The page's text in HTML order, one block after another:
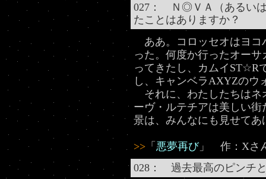
027： Ｎ◎ＶＡ（あるいは
たことはありますか？
ああ。コロッセオはヨコ
った。何度か行ったオー
ってきたし、カムイST☆R
し、キャンベラAXYZのウ
それに、わたしたちはネ
ーヴ・ルテチアは美しい
景は、みんなにも見せてあ
>> 「 悪夢再び」 作：Xさ
028： 過去最高のピンチ